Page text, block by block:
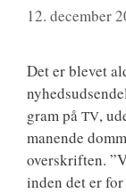
12. december
Det er ble­vet
gram på TV,
manen­de
over­skrif­ten.
inden det er